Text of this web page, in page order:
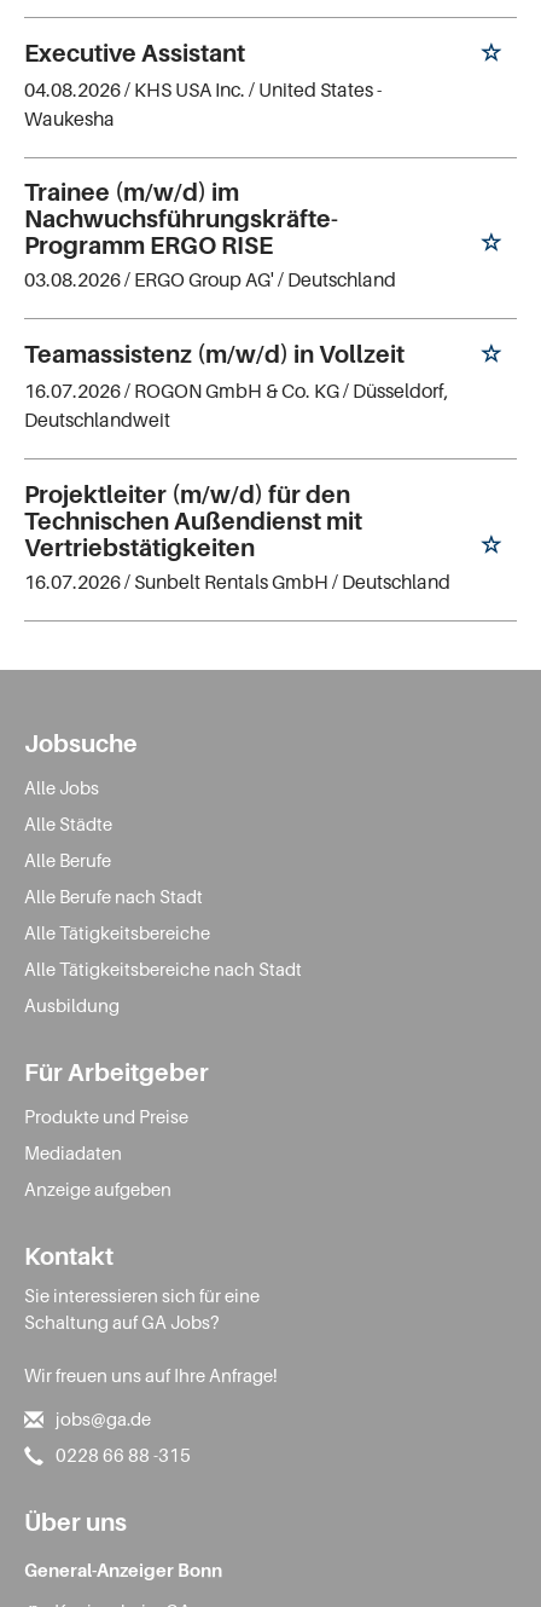
Executive Assistant
04.08.2026 / KHS USA Inc. / United States -
Waukesha
Trainee (m/w/d) im
Nachwuchsführungskräfte-
Programm ERGO RISE
03.08.2026 / ERGO Group AG' / Deutschland
Teamassistenz (m/w/d) in Vollzeit
16.07.2026 / ROGON GmbH & Co. KG/ Düsseldorf,
Deutschlandweit
Projektleiter (m/w/d) für den
Technischen Außendienst mit
Vertriebstätigkeiten
16.07.2026 / Sunbelt Rentals GmbH / Deutschland
Jobsuche
Alle Jobs
Alle Städte
Alle Berufe
Alle Berufe nach Stadt
Alle Tätigkeitsbereiche
Alle Tätigkeitsbereiche nach Stadt
Ausbildung
Für Arbeitgeber
Produkte und Preise
Mediadaten
Anzeige aufgeben
Kontakt
Sie interessieren sich für eine
Schaltung auf GA Jobs?
Wir freuen uns auf Ihre Anfrage!
jobs@ga.de
0228 66 88 -315
Über uns
General-Anzeiger Bonn